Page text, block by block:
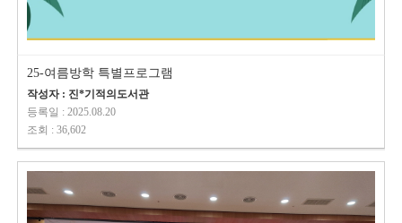
25-여름방학 특별프로그램
작성자 : 진*기적의도서관
등록일 : 2025.08.20
조회 : 36,602